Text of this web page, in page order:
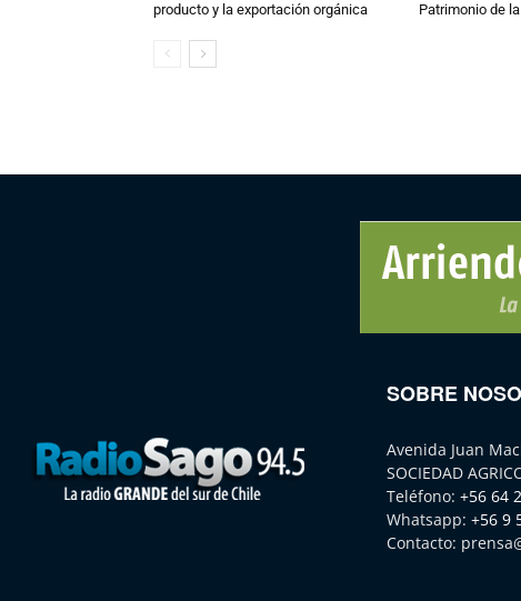
producto y la exportación orgánica
Patrimonio de
SOBRE
Avenida Juan
SOCIEDAD
Teléfono: +56 64
Whatsapp: +56 9
Contacto: